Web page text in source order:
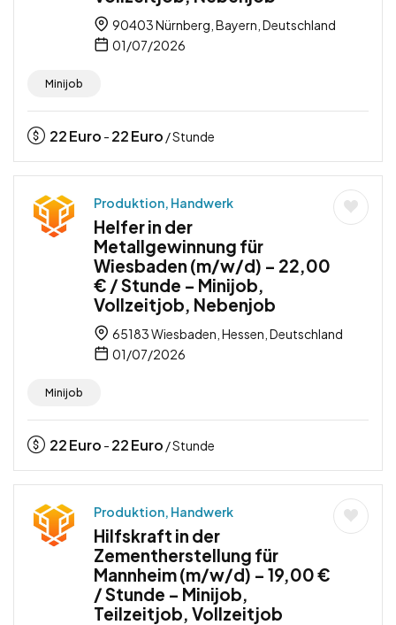
90403 Nürnberg, Bayern, Deutschland
01/07/2026
Minijob
22Euro - 22Euro / Stunde
Produktion, Handwerk
Helfer in der
Metallgewinnung für
Wiesbaden (m/w/d) – 22,00
€ / Stunde – Minijob,
Vollzeitjob, Nebenjob
65183 Wiesbaden, Hessen, Deutschland
01/07/2026
Minijob
22Euro - 22Euro / Stunde
Produktion, Handwerk
Hilfskraft in der
Zementherstellung für
Mannheim (m/w/d) – 19,00 €
/ Stunde – Minijob,
Teilzeitjob, Vollzeitjob